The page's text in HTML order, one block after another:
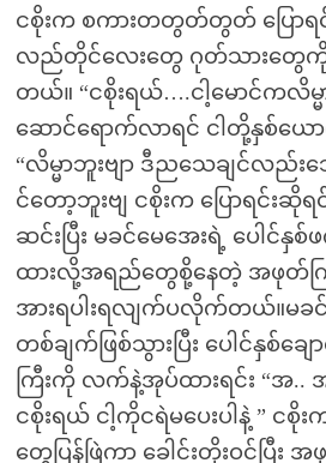
ငစိုးက စကားတတွတ်တွတ် ပြောရင်
လည်တိုင်လေးတွေ ဂုတ်သားတွေကို
တယ်။ “ငစိုးရယ်….ငါ့မောင်ကလိမ္
ဆောင်ရောက်လာရင် ငါတို့နှစ်
“လိမ္မာဘူးဗျာ ဒီညသေချင်လည်း
င်တော့ဘူးဗျ ငစိုးက ပြောရင်းဆို
ဆင်းပြီး မခင်မေအေးရဲ့ ပေါင်နှ
ထားလို့အရည်တွေစို့နေတဲ့ အဖုတ်က
အားရပါးရလျက်ပလိုက်တယ်။မ
တစ်ချက်ဖြစ်သွားပြီး ပေါင်နှစ်ခ
ကြီးကို လက်နဲ့အုပ်ထားရင်း “အ
ငစိုးရယ် ငါ့ကိုငရဲမပေးပါနဲ့ ” ငစိုး
တွေပြန်ဖြဲကာ ခေါင်းတိုးဝင်ပြီး